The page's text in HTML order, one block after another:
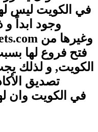
وجود ابداً
فتح فروع لها
الكويت, و لذلك
تصديق